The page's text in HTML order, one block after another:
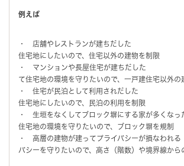
例えば
・ 店舗やレストランが建ちだ
住宅地にしたいので、住宅以外の建物を制限
・ マンションや長屋住宅が建ちだ
て住宅地の環境を守りたいので、一戸建住宅以外の
・ 住宅が民泊として利用されだ
住宅地にしたいので、民泊の利用を制限
・ 生垣をなくしてブロック塀にする家が多
住宅地の環境を守りたいので、ブロック塀を規制
・ 高層の建物が建ってプライバシーが損
バシーを守りたいので、高さ（階数）や境界線から
など